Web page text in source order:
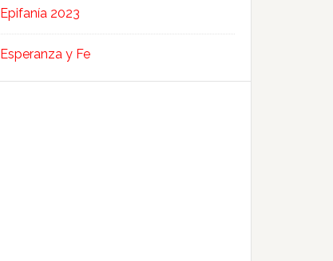
Epifanía 2023
Esperanza y Fe